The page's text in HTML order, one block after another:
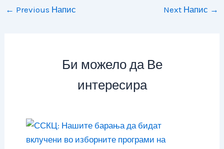
← Previous Напис Next Напис →
Би можело да Ве
интересира